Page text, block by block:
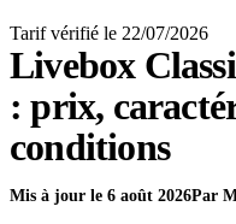
Tarif vérifié le 22/07/2026
Livebox
: prix,
conditions
Mis à jour le 6 août 2026Par